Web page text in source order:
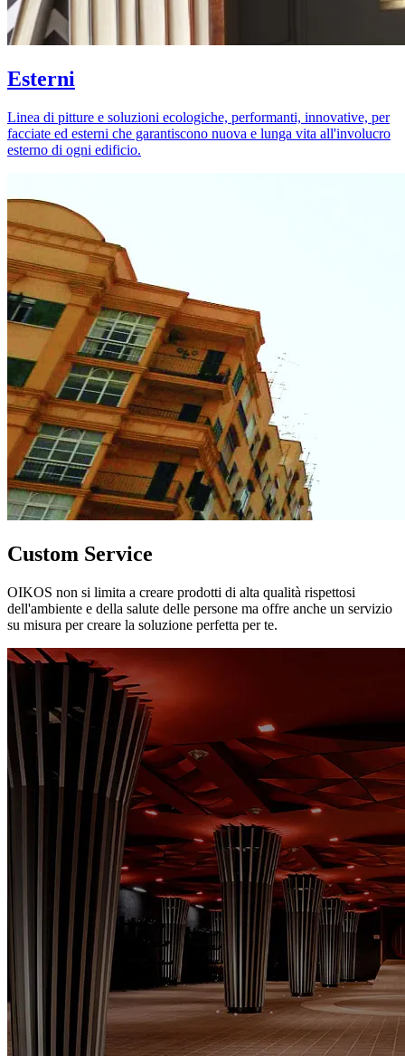
Esterni
Linea di pitture e soluzioni ecologiche, performanti, innovative, per
facciate ed esterni che garantiscono nuova e lunga vita all'involucro
esterno di ogni edificio.
Custom Service
OIKOS non si limita a creare prodotti di alta qualità rispettosi
dell'ambiente e della salute delle persone ma offre anche un servizio
su misura per creare la soluzione perfetta per te.